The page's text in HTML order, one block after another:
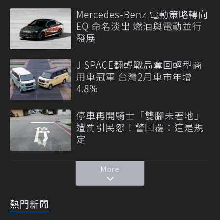
Mercedes-Benz 電動策略轉向
EQ 命名淡出 燃油與電動並行
發展
J SPACE翻轉戰局奪回輕型商
用車冠軍 台灣2月車市年增
4.8%
停車再開騎士「雙腳未著地」
遭罰引民怨！警回覆：這是規
定
More
熱門新聞